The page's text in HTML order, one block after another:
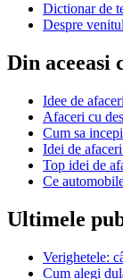
Dictionar de
Despre
Din aceeasi
Idee de
Afaceri cu
Cum sa
Idei de
Top idei de
Ce
Ultimele
Verighetele:
Cum alegi